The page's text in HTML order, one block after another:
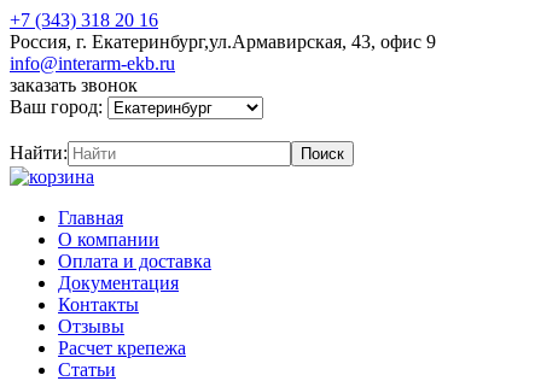
+7 (343) 318 20 16
Россия, г. Екатеринбург,ул.Армавирская, 43, офис 9
info@interarm-ekb.ru
заказать звонок
Ваш город:
Найти:
Главная
О компании
Оплата и доставка
Документация
Контакты
Отзывы
Расчет крепежа
Статьи